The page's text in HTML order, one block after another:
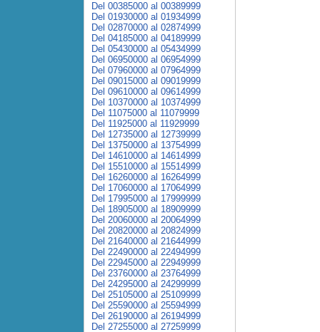
Del 00385000 al 00389999
Del 01930000 al 01934999
Del 02870000 al 02874999
Del 04185000 al 04189999
Del 05430000 al 05434999
Del 06950000 al 06954999
Del 07960000 al 07964999
Del 09015000 al 09019999
Del 09610000 al 09614999
Del 10370000 al 10374999
Del 11075000 al 11079999
Del 11925000 al 11929999
Del 12735000 al 12739999
Del 13750000 al 13754999
Del 14610000 al 14614999
Del 15510000 al 15514999
Del 16260000 al 16264999
Del 17060000 al 17064999
Del 17995000 al 17999999
Del 18905000 al 18909999
Del 20060000 al 20064999
Del 20820000 al 20824999
Del 21640000 al 21644999
Del 22490000 al 22494999
Del 22945000 al 22949999
Del 23760000 al 23764999
Del 24295000 al 24299999
Del 25105000 al 25109999
Del 25590000 al 25594999
Del 26190000 al 26194999
Del 27255000 al 27259999